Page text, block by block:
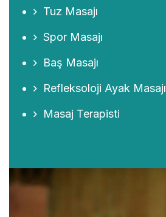
Tuz Masajı
Spor Masajı
Baş Masajı
Refleksoloji Ayak Masajı
Masaj Terapisti